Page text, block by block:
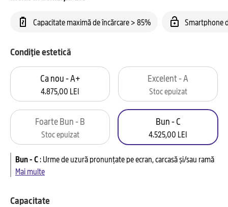
Capacitate maximă de încărcare > 85% Smartphone
Condiție estetică
Ca nou - A+
4.875,00 LEI
Excelent - A
Stoc epuizat
Foarte Bun - B
Stoc epuizat
Bun - C
4.525,00 LEI
Bun - C:Urme de uzură pronunțate pe ecran, carcasă și/sau ramă
Mai multe
Capacitate